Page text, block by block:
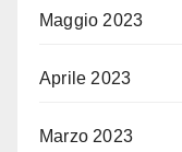
Maggio 2023
Aprile 2023
Marzo 2023